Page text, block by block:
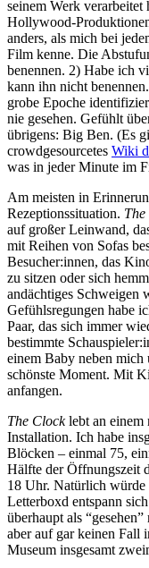
seinem Werk
Hollywood-
anders, als mich bei
Film kenne. Die
benennen. 2) Habe ich
kann ihn nicht
grobe Epoche
nie gesehen. Gefühlt
übrigens: Big Ben. (Es
crowdgesourcetes Wiki
was in jeder Minute im
Am meisten in
Rezeptionssituation.
auf großer Leinwand,
mit Reihen von Sofas
Besucher:innen, das
zu sitzen oder sich
andächtiges Schweigen
Gefühlsregungen habe
Paar, das sich immer
bestimmte
einem Baby neben
schönste Moment. Mit
anfangen.
The Clocklebt an einem
Installation. Ich habe
Blöcken – einmal 75,
Hälfte der Öffnungszeit
18 Uhr. Natürlich würde
Letterboxd entspann
überhaupt als
aber auf gar keinen Fall
Museum insgesamt